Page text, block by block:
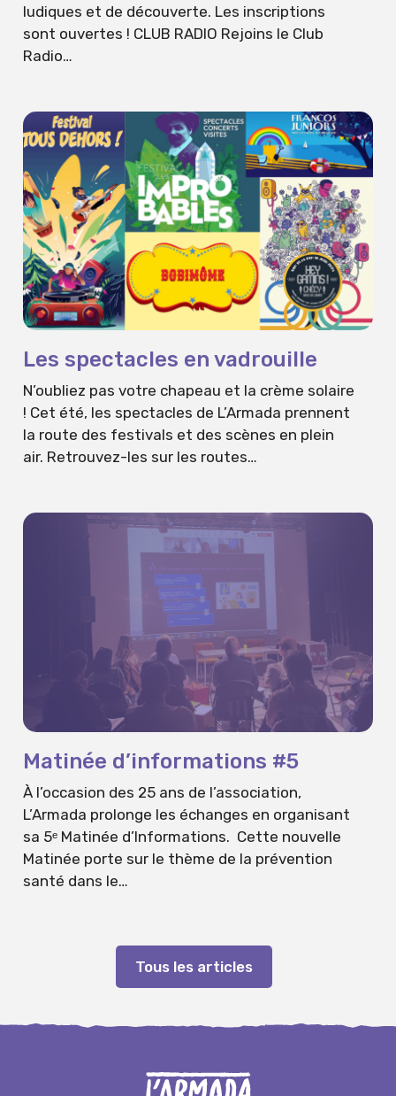
ludiques et de découverte. Les inscriptions
sont ouvertes ! CLUB RADIO Rejoins le Club
Radio…
Les spectacles en vadrouille
N’oubliez pas votre chapeau et la crème solaire
! Cet été, les spectacles de L’Armada prennent
la route des festivals et des scènes en plein
air. Retrouvez-les sur les routes…
Matinée d’informations #5
À l’occasion des 25 ans de l’association,
L’Armada prolonge les échanges en organisant
sa 5ᵉ Matinée d’Informations. Cette nouvelle
Matinée porte sur le thème de la prévention
santé dans le…
Tous les articles